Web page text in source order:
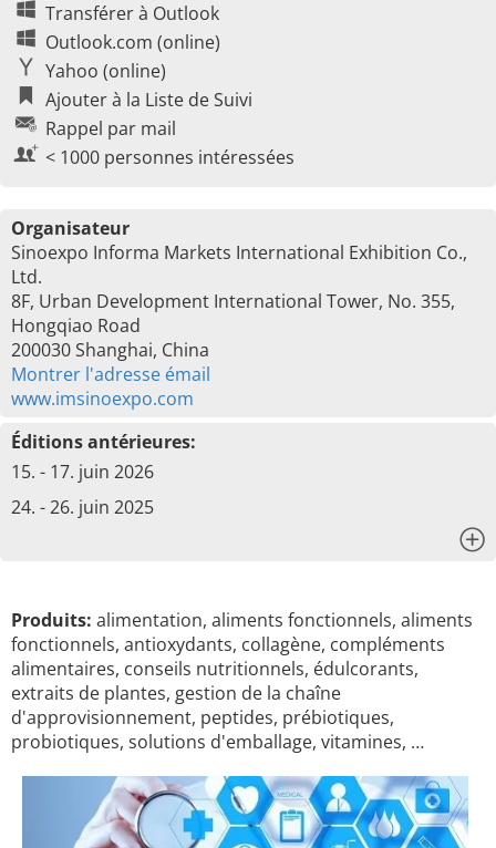
Transférer à Outlook
Outlook.com (online)
Yahoo (online)
Ajouter à la Liste de Suivi
Rappel par mail
< 1000 personnes intéressées
Organisateur
Sinoexpo Informa Markets International Exhibition Co.,
Ltd.
8F, Urban Development International Tower, No. 355,
Hongqiao Road
200030 Shanghai, China
Montrer l'adresse émail
www.imsinoexpo.com
Éditions antérieures:
15. - 17. juin 2026
24. - 26. juin 2025
Produits: alimentation, aliments fonctionnels, aliments
fonctionnels, antioxydants, collagène, compléments
alimentaires, conseils nutritionnels, édulcorants,
extraits de plantes, gestion de la chaîne
d'approvisionnement, peptides, prébiotiques,
probiotiques, solutions d'emballage, vitamines, …